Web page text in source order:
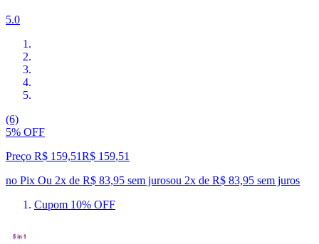
5.0
(6)
5% OFF
Preço R$ 159,51R$ 159,51
no Pix Ou 2x de R$ 83,95 sem jurosou 2x de R$ 83,95 sem juros
Cupom 10% OFF